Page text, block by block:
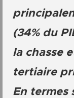
(34% du
la chasse
tertiaire
En termes